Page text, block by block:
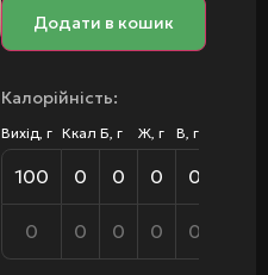
Додати в кошик
Калорійність:
Вихід, г Ккал Б, г Ж, г В, г
100 0 0 0 0
0 0 0 0 0